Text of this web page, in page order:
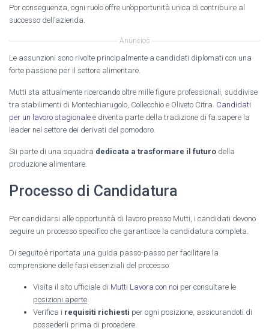
Por conseguenza, ogni ruolo offre un’opportunità unica di contribuire al
successo dell’azienda.
Anúncios
Le assunzioni sono rivolte principalmente a candidati diplomati con una
forte passione per il settore alimentare.
Mutti sta attualmente ricercando oltre mille figure professionali, suddivise
tra stabilimenti di Montechiarugolo, Collecchio e Oliveto Citra. Candidati
per un lavoro stagionale e diventa parte della tradizione di fa sapere la
leader nel settore dei derivati del pomodoro.
Sii parte di una squadra dedicata a trasformare il futuro della
produzione alimentare.
Processo di Candidatura
Per candidarsi alle opportunità di lavoro presso Mutti, i candidati devono
seguire un processo specifico che garantisce la candidatura completa.
Di seguito è riportata una guida passo-passo per facilitare la
comprensione delle fasi essenziali del processo:
Visita il sito ufficiale di Mutti Lavora con noi per consultare le
posizioni aperte
Verifica i requisiti richiesti per ogni posizione, assicurandoti di
possederli prima di procedere.